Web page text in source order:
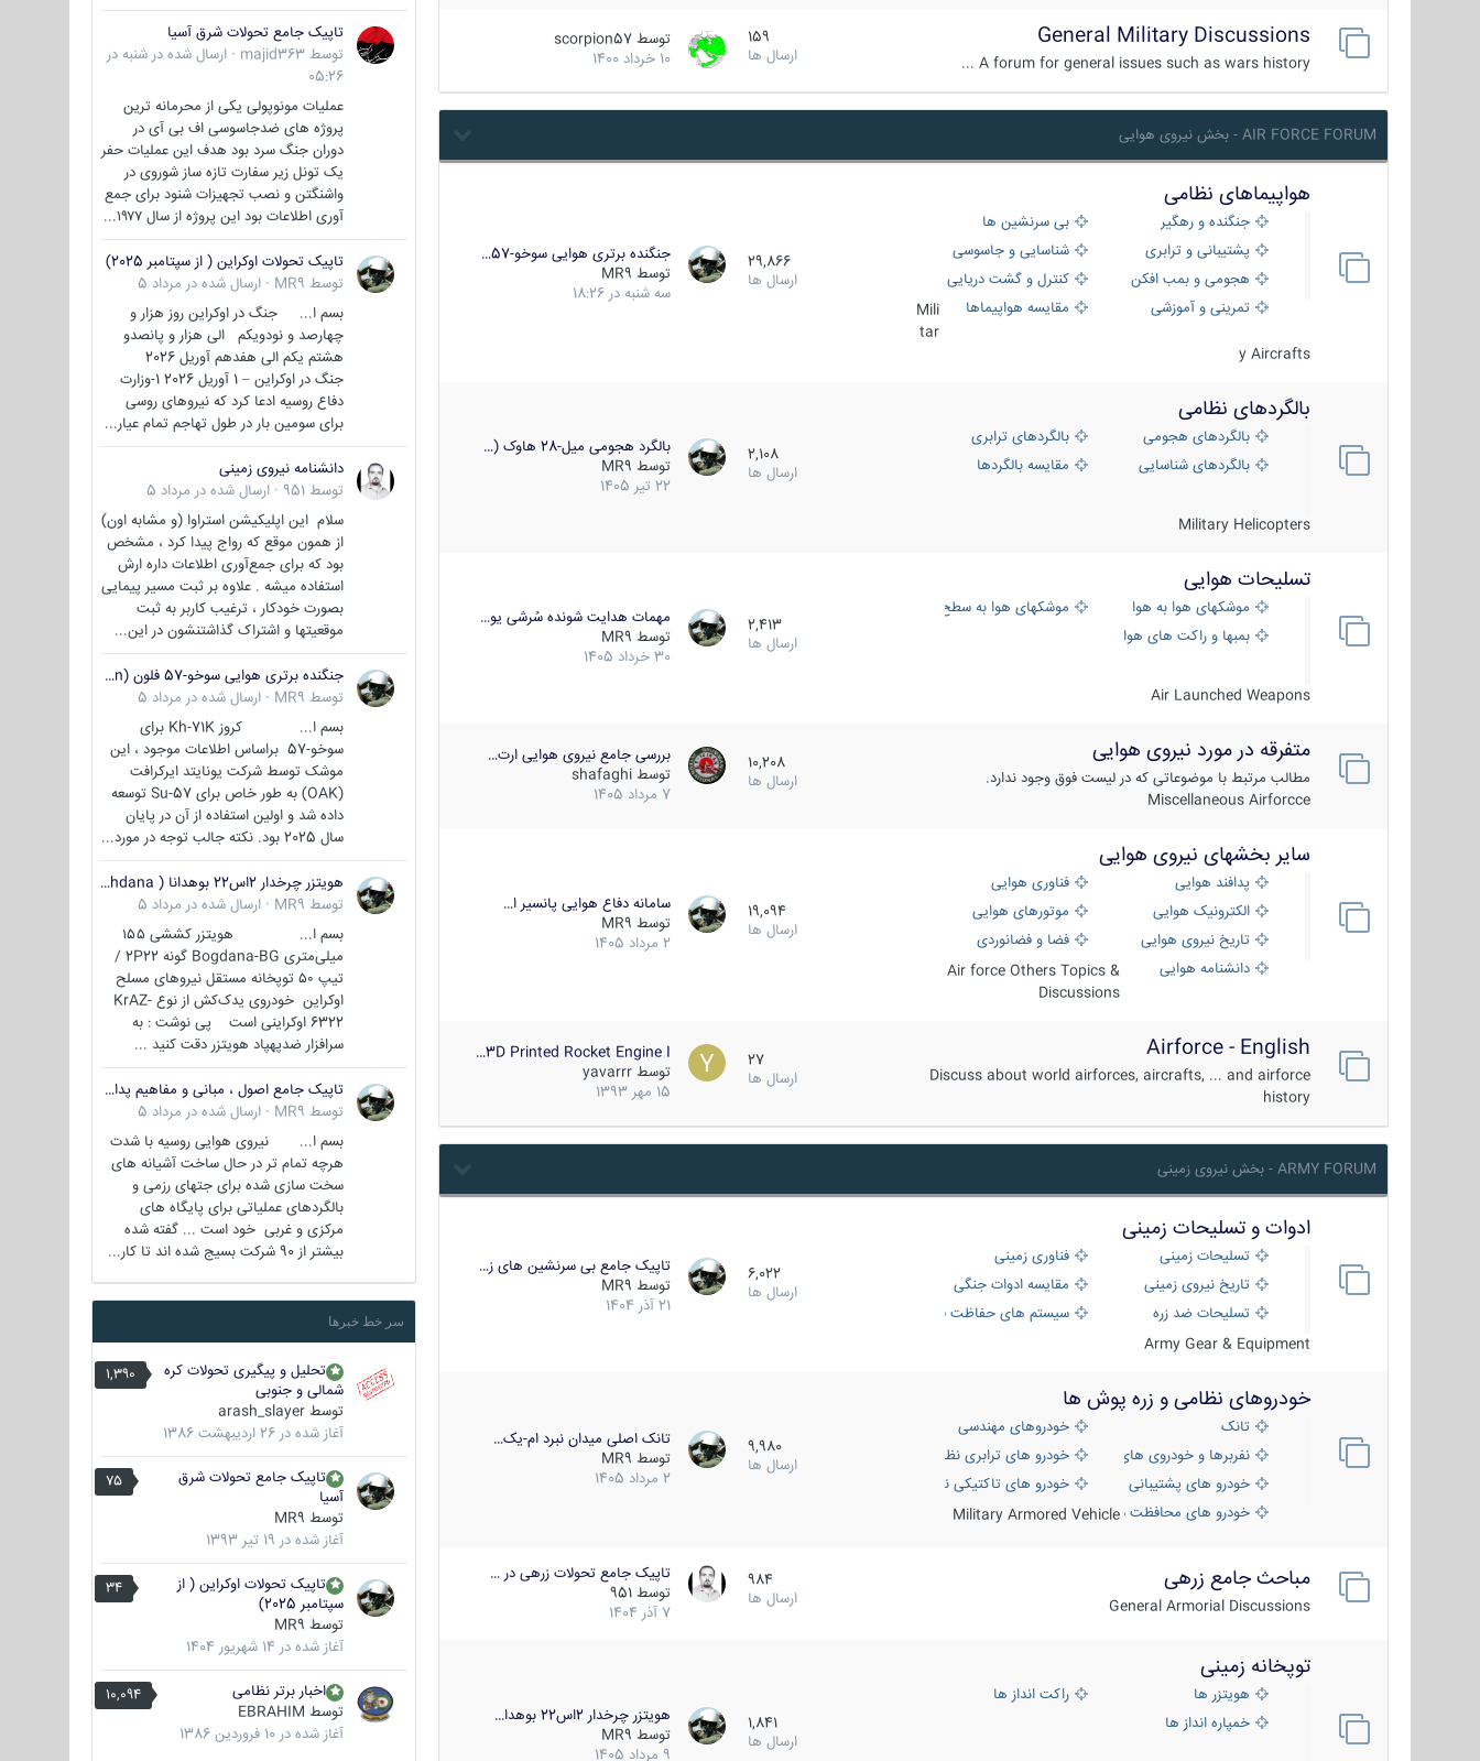
General Military Discussions
A forum for general issues such as wars history ...
159
ارسال ها
توسط scorpion57
10 خرداد 1400
AIR FORCE FORUM - بخش نیروی هوایی
هواپیماهای نظامی
جنگنده و رهگیر
بی سرنشین ها
پشتیبانی و ترابری
شناسایی و جاسوسی
هجومی و بمب افکن
کنترل و گشت دریایی
تمرینی و آموزشی
مقایسه هواپیماها
Mili
tar
y Aircrafts
29,866
ارسال ها
جنگنده برتری هوایی سوخو-57…
توسط MR9
سه شنبه در 18:26
بالگردهای نظامی
بالگردهای هجومی
بالگردهای ترابری
بالگردهای شناسایی
مقایسه بالگردها
Military Helicopters
2,108
ارسال ها
بالگرد هجومی میل-28 هاوک (…
توسط MR9
22 تیر 1405
تسلیحات هوایی
موشکهای هوا به هوا
موشکهای هوا به سطح
بمبها و راکت های هوایی
Air Launched Weapons
2,413
ارسال ها
مهمات هدایت شونده سُرشی یو…
توسط MR9
30 خرداد 1405
متفرقه در مورد نیروی هوایی
مطالب مرتبط با موضوعاتی که در لیست فوق وجود ندارد.
Miscellaneous Airforcce
10,208
ارسال ها
بررسی جامع نیروی هوایی ارت…
توسط shafaghi
7 مرداد 1405
سایر بخشهای نیروی هوایی
پدافند هوایی
فناوری هوایی
الکترونیک هوایی
موتورهای هوایی
تاریخ نیروی هوایی
فضا و فضانوردی
دانشنامه هوایی
Air force Others Topics &
Discussions
19,094
ارسال ها
سامانه دفاع هوایی پانسیر ا…
توسط MR9
2 مرداد 1405
Airforce - English
Discuss about world airforces, aircrafts, ... and airforce
history
27
ارسال ها
3D Printed Rocket Engine I…
توسط yavarrr
15 مهر 1393
ARMY FORUM - بخش نیروی زمینی
ادوات و تسلیحات زمینی
تسلیحات زمینی
فناوری زمینی
تاریخ نیروی زمینی
مقایسه ادوات جنگی
تسلیحات ضد زره
سیستم های حفاظت فعال
Army Gear & Equipment
6,022
ارسال ها
تاپیک جامع بی سرنشین های ز…
توسط MR9
21 آذر 1404
خودروهای نظامی و زره پوش ها
تانک
خودروهای مهندسی
نفربرها و خودروی های رزمی پیاده نظامخودرو های ترابری نظامی
خودرو های پشتیبانی آتش ، شناسایی و ضد تانک
خودرو های تاکتیکی نظامی
خودرو های محافظت شدهMilitary Armored Vehicle
9,980
ارسال ها
تانک اصلی میدان نبرد ام-یک…
توسط MR9
2 مرداد 1405
مباحث جامع زرهی
General Armorial Discussions
984
ارسال ها
تاپیک جامع تحولات زرهی در …
توسط 951
7 آذر 1404
توپخانه زمینی
هویتزر ها
راکت انداز ها
خمپاره انداز ها
1,841
ارسال ها
هویتزر چرخدار 2اس22 بوهدا…
توسط MR9
9 مرداد 1405
تاپیک جامع تحولات شرق آسیا
توسط majid363
· ارسال شده در شنبه در
05:26
عملیات مونوپولی یکی از محرمانه ترین
پروژه های ضدجاسوسی اف بی آی در
دوران جنگ سرد بود هدف این عملیات حفر
یک تونل زیر سفارت تازه ساز شوروی در
واشنگتن و نصب تجهیزات شنود برای جمع
آوری اطلاعات بود این پروژه از سال ۱۹۷۷...
تاپیک تحولات اوکراین ( از سپتامبر 2025)
توسط MR9
· ارسال شده در مرداد 5
بسم ا... جنگ در اوکراین روز هزار و
چهارصد و نودویکم الی هزار و پانصدو
هشتم یکم الی هفدهم آوریل 2026
جنگ در اوکراین – 1 آوریل 2026 1-وزارت
دفاع روسیه ادعا کرد که نیروهای روسی
برای سومین بار در طول تهاجم تمام عیار...
دانشنامه نیروی زمینی
توسط 951
· ارسال شده در مرداد 5
سلام این اپلیکیشن استراوا (و مشابه اون)
از همون موقع که رواج پیدا کرد ، مشخص
بود که برای جمع‌آوری اطلاعات داره ارش
استفاده میشه . علاوه بر ثبت مسیر پیمایی
بصورت خودکار ، ترغیب کاربر به ثبت
موقعیتها و اشتراک‌ گذاشتنشون در این...
جنگنده برتری هوایی سوخو-57 فلون (Su-57/Felon)
توسط MR9
· ارسال شده در مرداد 5
بسم ا... کروز Kh-71K برای
سوخو-57 براساس اطلاعات موجود ، این
موشک توسط شرکت یونایتد ایرکرافت
(OAK) به طور خاص برای Su-57 توسعه
داده شد و اولین استفاده از آن در پایان
سال 2025 بود. نکته جالب توجه در مورد...
هویتزر چرخدار 2اس22 بوهدانا ( wheeled howitzer 2S22 Bohdana )
توسط MR9
· ارسال شده در مرداد 5
بسم ا... هویتزر کششی ۱۵۵
میلی‌متری Bogdana-BG گونه 2P22 /
تیپ ۵۰ توپخانه مستقل نیروهای مسلح
اوکراین خودروی یدک‌کش از نوع KrAZ-
6322 اوکراینی است پی نوشت : به
سرافزار ضدپهپاد هویتزر دقت کنید ...
تاپیک جامع اصول ، مبانی و مفاهیم پدافند غیر عامل
توسط MR9
· ارسال شده در مرداد 5
بسم ا... نیروی هوایی روسیه با شدت
هرچه تمام تر در حال ساخت آشیانه های
سخت سازی شده برای جتهای رزمی و
بالگردهای عملیاتی برای پایگاه های
مرکزی و غربی خود است ... گفته شده
بیشتر از 90 شرکت بسیج شده اند تا کار...
سر خط خبرها
1,390
تحلیل و پیگیری تحولات کره
شمالی و جنوبی
توسط arash_slayer
آغاز شده در 26 اردیبهشت 1386
75
تاپیک جامع تحولات شرق
آسیا
توسط MR9
آغاز شده در 19 تیر 1393
34
تاپیک تحولات اوکراین ( از
سپتامبر 2025)
توسط MR9
آغاز شده در 14 شهریور 1404
10,094
اخبار برتر نظامی
توسط EBRAHIM
آغاز شده در 10 فروردین 1386